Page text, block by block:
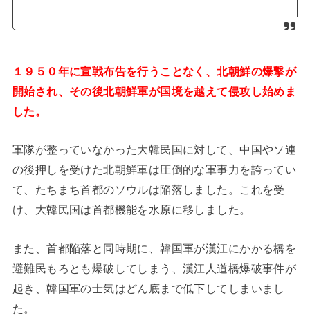
１９５０年に宣戦布告を行うことなく、北朝鮮の爆撃が
開始され、その後北朝鮮軍が国境を越えて侵攻し始めま
した。
軍隊が整っていなかった大韓民国に対して、中国やソ連
の後押しを受けた北朝鮮軍は圧倒的な軍事力を誇ってい
て、たちまち首都のソウルは陥落しました。これを受
け、大韓民国は首都機能を水原に移しました。
また、首都陥落と同時期に、韓国軍が漢江にかかる橋を
避難民もろとも爆破してしまう、漢江人道橋爆破事件が
起き、韓国軍の士気はどん底まで低下してしまいまし
た。